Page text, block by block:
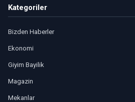
Kategoriler
Bizden Haberler
Ekonomi
Giyim Bayilik
Magazin
Mekanlar